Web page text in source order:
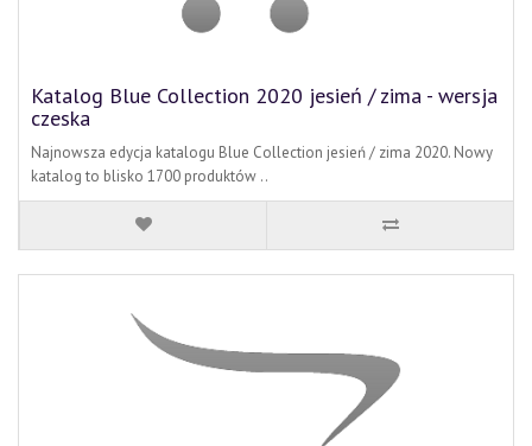
Katalog Blue Collection 2020 jesień / zima - wersja
czeska
Najnowsza edycja katalogu Blue Collection jesień / zima 2020. Nowy
katalog to blisko 1700 produktów ..